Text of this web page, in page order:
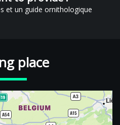
et un guide ornithologique
place